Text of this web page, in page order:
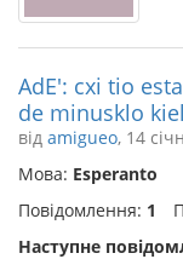
AdE': cxi tio
de minusklo
від amigueo, 14
Мова: Esperanto
Повідомлення: 1
Наступне